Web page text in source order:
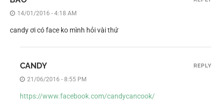
14/01/2016 - 4:18 AM
candy ơi có face ko mình hỏi vài thứ
CANDY
21/06/2016 - 8:55 PM
https://www.facebook.com/candycancook/
REPLY